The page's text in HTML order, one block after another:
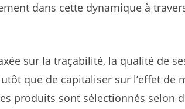
dans cette dynamique à
sur la traçabilité, la qualité de
que de capitaliser sur l’effet de
produits sont sélectionnés selon